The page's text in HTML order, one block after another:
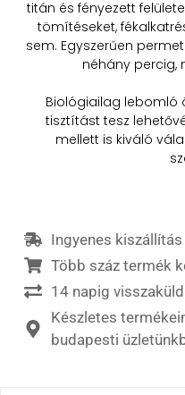
titán és fényezett
tömítéseket,
sem. Egyszerűen
néhány percig,
Biológiailag lebomló
tisztítást tesz
mellett is kiváló
Ingyenes
Több száz termék
14 napig
Készletes
budapesti